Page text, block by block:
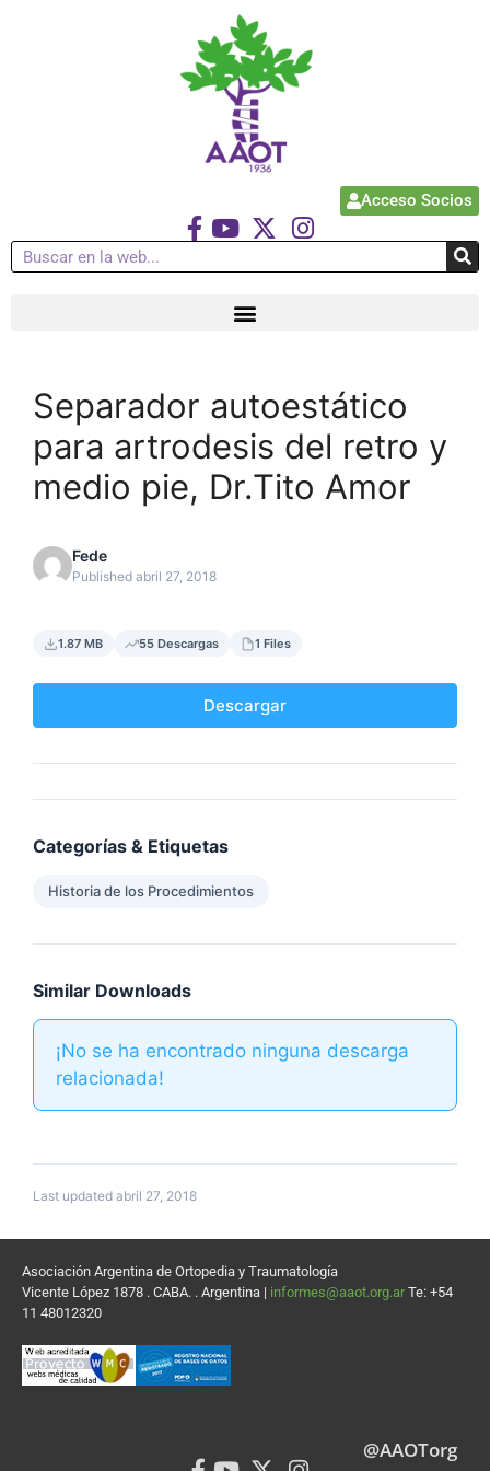
Acceso Socios
Separador autoestático
para artrodesis del retro y
medio pie, Dr.Tito Amor
Fede
Published abril 27, 2018
1.87 MB 55 Descargas 1 Files
Descargar
Categorías & Etiquetas
Historia de los Procedimientos
Similar Downloads
¡No se ha encontrado ninguna descarga
relacionada!
Last updated abril 27, 2018
Asociación Argentina de Ortopedia y Traumatología
Vicente López 1878 . CABA. . Argentina | informes@aaot.org.ar Te: +54
11 48012320
@AAOTorg